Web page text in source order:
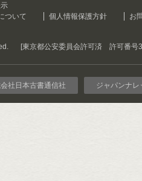
ついて
個人情報保護方針
お
[東京都公安委員会許可済 許可番号
社日本古書通信社 ジャパンナレ